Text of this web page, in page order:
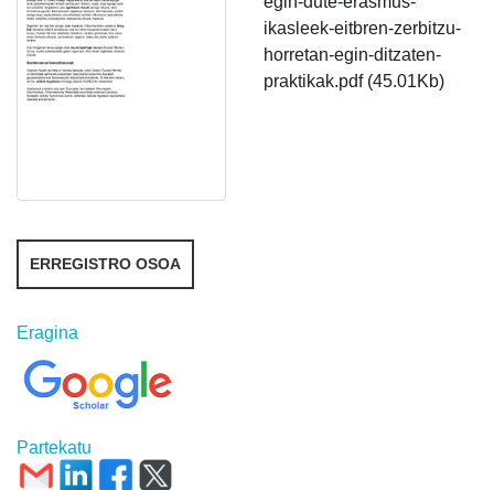
ikasleek-eitbren-zerbitzu-
horretan-egin-ditzaten-
praktikak.pdf (45.01Kb)
ERREGISTRO OSOA
Eragina
Partekatu